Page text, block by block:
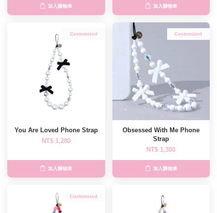
加入購物車 加入購物車
Customized
You Are Loved Phone Strap
NT$ 1,280
加入購物車
Customized
Obsessed With Me Phone
Strap
NT$ 1,380
加入購物車
Customized